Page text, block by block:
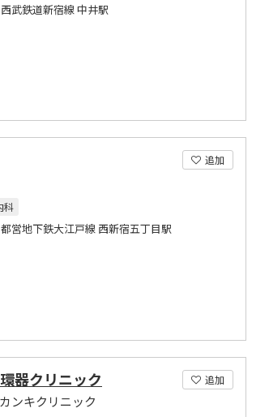
武鉄道新宿線 中井駅
追加
科
営地下鉄大江戸線 西新宿五丁目駅
追加
器クリニック
ンキクリニック